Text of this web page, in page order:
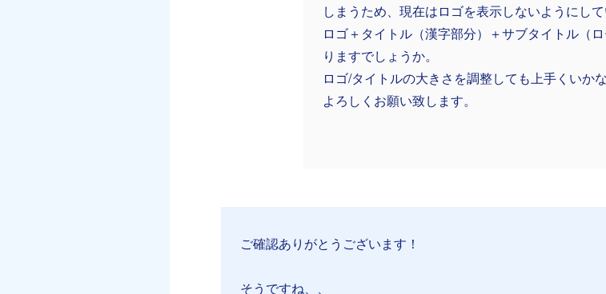
しまうため、現在はロゴを表示しないようにして
ロゴ＋タイトル（漢字部分）＋サブタイトル（
りますでしょうか。
ロゴ/タイトルの大きさを調整しても上手くいか
よろしくお願い致します。
ご確認ありがとうございます！
そうですね、、